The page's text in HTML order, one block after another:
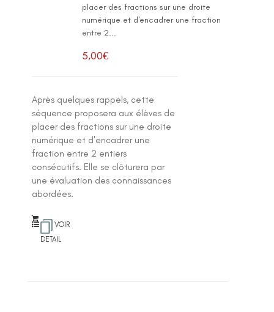
placer des fractions sur une droite
numérique et d'encadrer une fraction
entre 2...
5,00€
Après quelques rappels, cette
séquence proposera aux élèves de
placer des fractions sur une droite
numérique et d'encadrer une
fraction entre 2 entiers
consécutifs. Elle se clôturera par
une évaluation des connaissances
abordées.
VOIR
DETAIL